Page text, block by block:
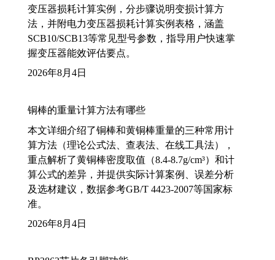
变压器损耗计算实例，分步骤说明变损计算方
法，并附电力变压器损耗计算实例表格，涵盖
SCB10/SCB13等常见型号参数，指导用户快速掌
握变压器能效评估要点。
2026年8月4日
铜棒的重量计算方法有哪些
本文详细介绍了铜棒和黄铜棒重量的三种常用计
算方法（理论公式法、查表法、在线工具法），
重点解析了黄铜棒密度取值（8.4-8.7g/cm³）和计
算公式的差异，并提供实际计算案例、误差分析
及选材建议，数据参考GB/T 4423-2007等国家标
准。
2026年8月4日